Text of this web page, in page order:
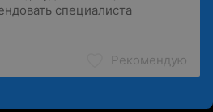
Рекомендую